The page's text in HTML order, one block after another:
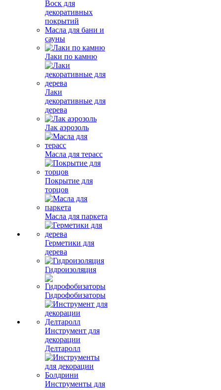
Воск для
декоративных
покрытий
Масла для бани и
сауны
Лаки по камню
Лаки
декоративные для
дерева
Лак аэрозоль
Масла для терасс
Покрытие для
торцов
Масла для паркета
Герметики для
дерева
Гидроизоляция
Гидрофобизаторы
Инструмент для
декорации
Делтаролл
Инструменты для